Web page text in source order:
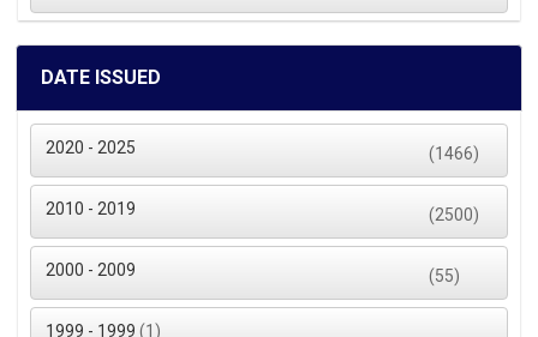
DATE ISSUED
2020 - 2025 (1466)
2010 - 2019 (2500)
2000 - 2009 (55)
1999 - 1999 (1)